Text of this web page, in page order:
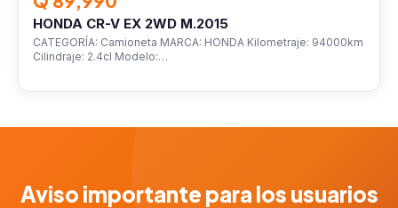
HONDA CR-V EX 2WD M.2015
CATEGORÍA: Camioneta MARCA: HONDA Kilometraje: 94000km
Cilindraje: 2.4cl Modelo:…
Aviso importante para los usuarios